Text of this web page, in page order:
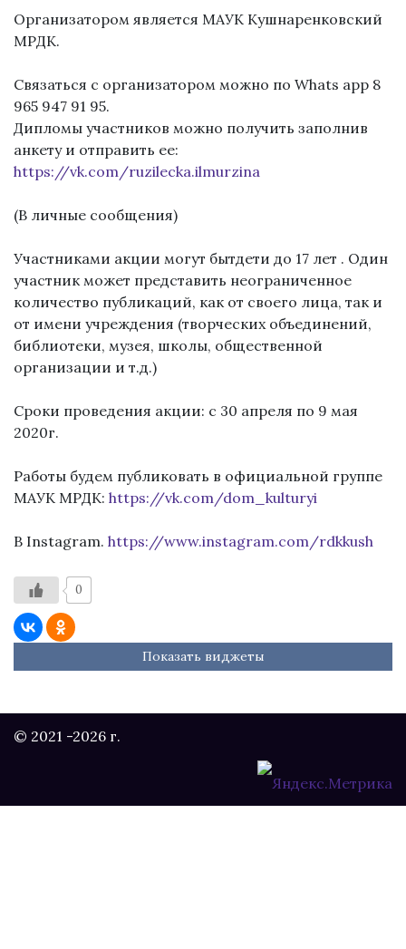
Организатором является МАУК Кушнаренковский
МРДК.
Связаться с организатором можно по Whats app 8
965 947 91 95.
Дипломы участников можно получить заполнив
анкету и отправить ее:
https://vk.com/ruzilecka.ilmurzina
(В личные сообщения)
Участниками акции могут бытдети до 17 лет . Один
участник может представить неограниченное
количество публикаций, как от своего лица, так и
от имени учреждения (творческих объединений,
библиотеки, музея, школы, общественной
организации и т.д.)
Сроки проведения акции: с 30 апреля по 9 мая
2020г.
Работы будем публиковать в официальной группе
МАУК МРДК: https://vk.com/dom_kulturyi
B Instagram. https://www.instagram.com/rdkkush
0
Показать виджеты
© 2021 -2026 г.